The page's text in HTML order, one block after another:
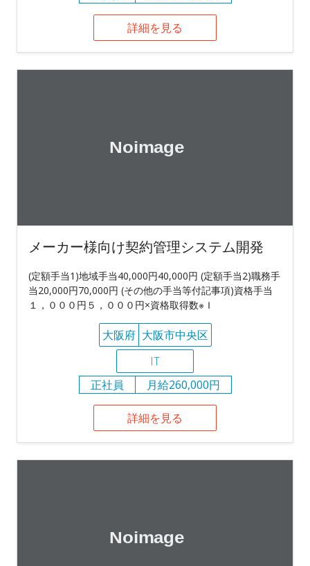
詳細を見る
メーカー様向け契約管理システム開発
(定額手当1)地域手当40,000円40,000円 (定額手当2)職務手
当20,000円70,000円 (その他の手当等付記事項)資格手当
１，０００円５，０００円×資格取得数※Ｉ
大阪府 大阪市中央区
IT
正社員
月給260,000円
詳細を見る